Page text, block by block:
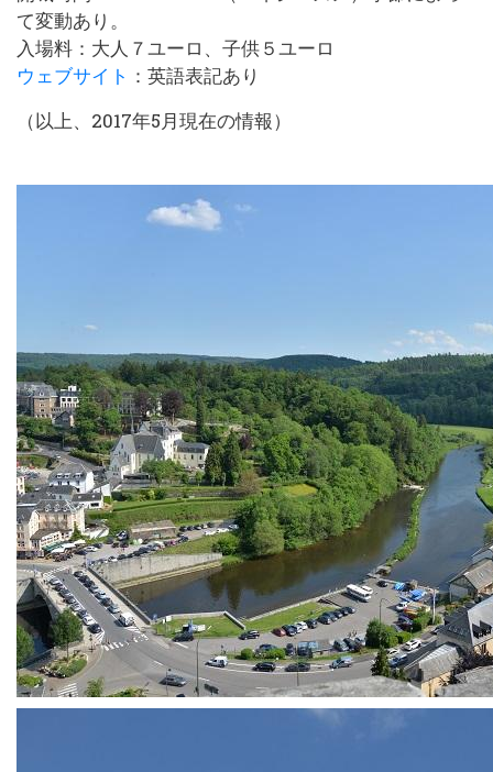
て変動あり。
入場料：大人７ユーロ、子供５ユーロ
ウェブサイト ：英語表記あり
（以上、2017年5月現在の情報）